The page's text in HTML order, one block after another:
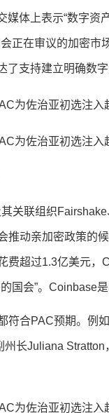
媒体上表示“数字资
正在审议的加密
了支持建立明确数
关联组织
推动亲加密政策的
费超过1.3亿美元
国会”。Coinbase
符合PAC预期。例
州长Juliana